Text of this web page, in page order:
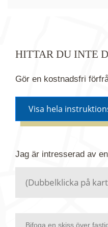
HITTAR DU INTE
Gör en kostnadsfri
Visa hela
förfrågan. Vi har flera
Jag är intresserad av
Bifoga en skiss över